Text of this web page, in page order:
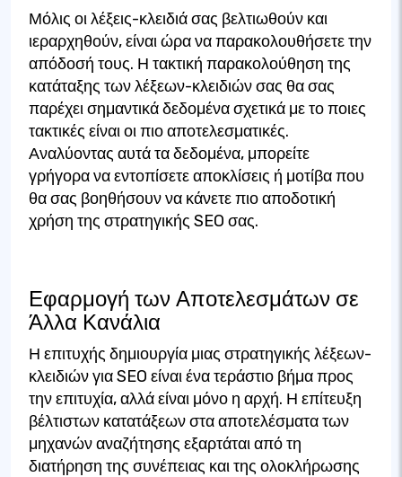
Μόλις οι λέξεις-κλειδιά σας βελτιωθούν και
ιεραρχηθούν, είναι ώρα να παρακολουθήσετε την
απόδοσή τους. Η τακτική παρακολούθηση της
κατάταξης των λέξεων-κλειδιών σας θα σας
παρέχει σημαντικά δεδομένα σχετικά με το ποιες
τακτικές είναι οι πιο αποτελεσματικές.
Αναλύοντας αυτά τα δεδομένα, μπορείτε
γρήγορα να εντοπίσετε αποκλίσεις ή μοτίβα που
θα σας βοηθήσουν να κάνετε πιο αποδοτική
χρήση της στρατηγικής SEO σας.
Εφαρμογή των Αποτελεσμάτων σε
Άλλα Κανάλια
Η επιτυχής δημιουργία μιας στρατηγικής λέξεων-
κλειδιών για SEO είναι ένα τεράστιο βήμα προς
την επιτυχία, αλλά είναι μόνο η αρχή. Η επίτευξη
βέλτιστων κατατάξεων στα αποτελέσματα των
μηχανών αναζήτησης εξαρτάται από τη
διατήρηση της συνέπειας και της ολοκλήρωσης